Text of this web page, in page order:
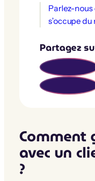
Comment
avec un
?
Parlez-nous
s’occupe du
Partagez